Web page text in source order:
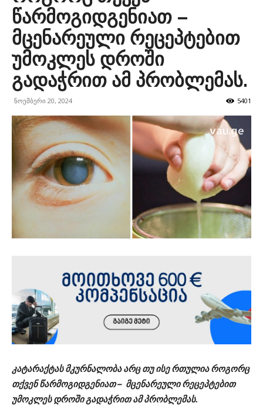
წარმოგიდგენიათ –
მცენარეული რეცეპტებით
უმოკლეს დროში
გადაჭრით ამ პრობლემას.
ნოემბერი 20, 2024 5401
კატარაქტას მკურნალობა არც თუ ისე რთულია როგორც
თქვენ წარმოგიდგენიათ – მცენარეული რეცეპტებით
უმოკლეს დროში გადაჭრით ამ პრობლემას.